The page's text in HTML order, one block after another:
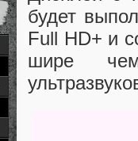
будет
Full HD+ и
шире